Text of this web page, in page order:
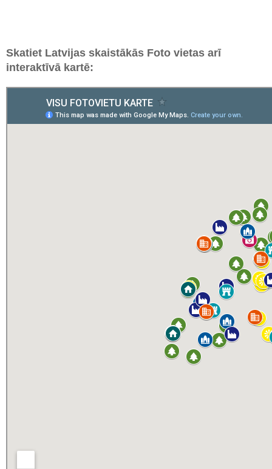
Skatiet Latvijas skaistākās Foto vietas arī
interaktīvā kartē: